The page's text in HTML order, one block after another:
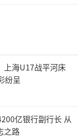
上海U17战平河床
纷呈
亿银行副行长 从
之路